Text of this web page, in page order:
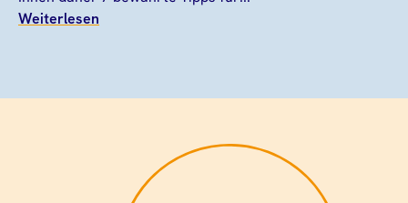
Weiterlesen